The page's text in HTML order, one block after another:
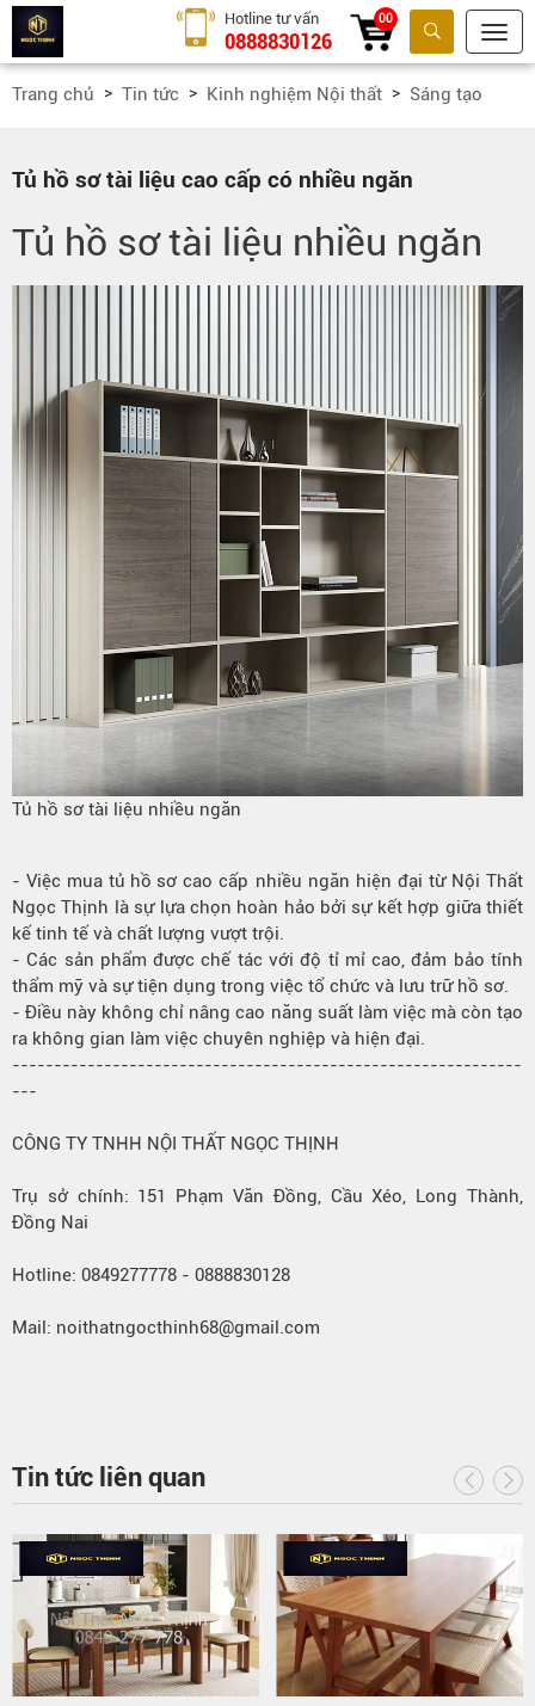
Tìm kiếm
Hotline tư vấn
0888830126
00
Trang chủ Tin tức Kinh nghiệm Nội thất Sáng tạo
Tủ hồ sơ tài liệu cao cấp có nhiều ngăn
Tủ hồ sơ tài liệu nhiều ngăn
Tủ hồ sơ tài liệu nhiều ngăn
- Việc muatủ hồ sơcao cấp nhiều ngăn hiện đại từ Nội Thất
Ngọc Thịnh là sự lựa chọn hoàn hảo bởi sự kết hợp giữa thiết
kế tinh tế và chất lượng vượt trội.
- Các sản phẩm được chế tác với độ tỉ mỉ cao, đảm bảo tính
thẩm mỹ và sự tiện dụng trong việc tổ chức và lưu trữ hồ sơ.
- Điều này không chỉ nâng cao năng suất làm việc mà còn tạo
ra không gian làm việc chuyên nghiệp và hiện đại.
-------------------------------------------------------------
---
CÔNG TY TNHH NỘI THẤT NGỌC THỊNH
Trụ sở chính: 151 Phạm Văn Đồng, Cầu Xéo, Long Thành,
Đồng Nai
Hotline: 0849277778 - 0888830128
Mail: noithatngocthinh68@gmail.com
Tin tức liên quan